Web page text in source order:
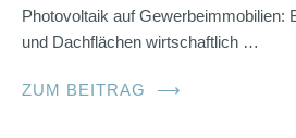
Photovoltaik auf Gewerbeimmobilien:
und Dachflächen wirtschaftlich …
ZUM BEITRAG ⟶